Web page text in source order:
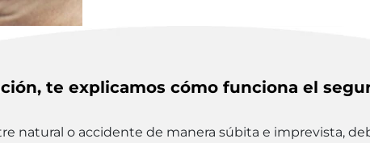
te explicamos cómo funciona el
natural o accidente de manera súbita e imprevista,